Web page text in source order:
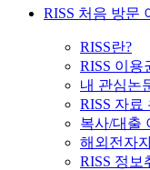
RISS 처음 방문
RISS란?
RISS 이용
내 관심논
RISS 자료
복사/대출
해외전자
RISS 정보